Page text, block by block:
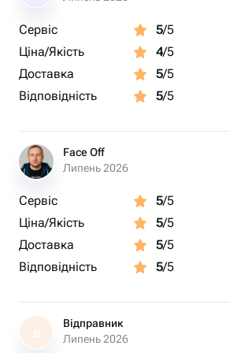
Возд. шар с гелием металлик
2 шт.
Сервіс 5/5
Ціна/Якість
4/5
Доставка
5/5
Відповідність
5/5
Face Off
Липень 2026
Сервіс 5/5
Ціна/Якість
5/5
Доставка
5/5
Відповідність
5/5
В
Відправник
Липень 2026